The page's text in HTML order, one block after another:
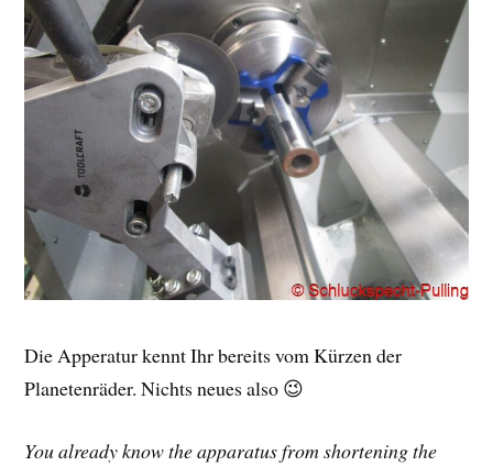
Die Apperatur kennt Ihr bereits vom Kürzen der
Planetenräder. Nichts neues also 😉
You already know the apparatus from shortening the